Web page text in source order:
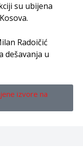
su ubijena
Radoičić
dešavanja u
izvore na